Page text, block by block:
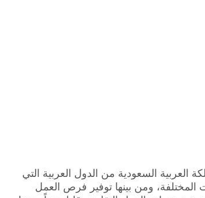
العربية السعودية من الدول العربية التي
ومن بينها توفير فرص العمل